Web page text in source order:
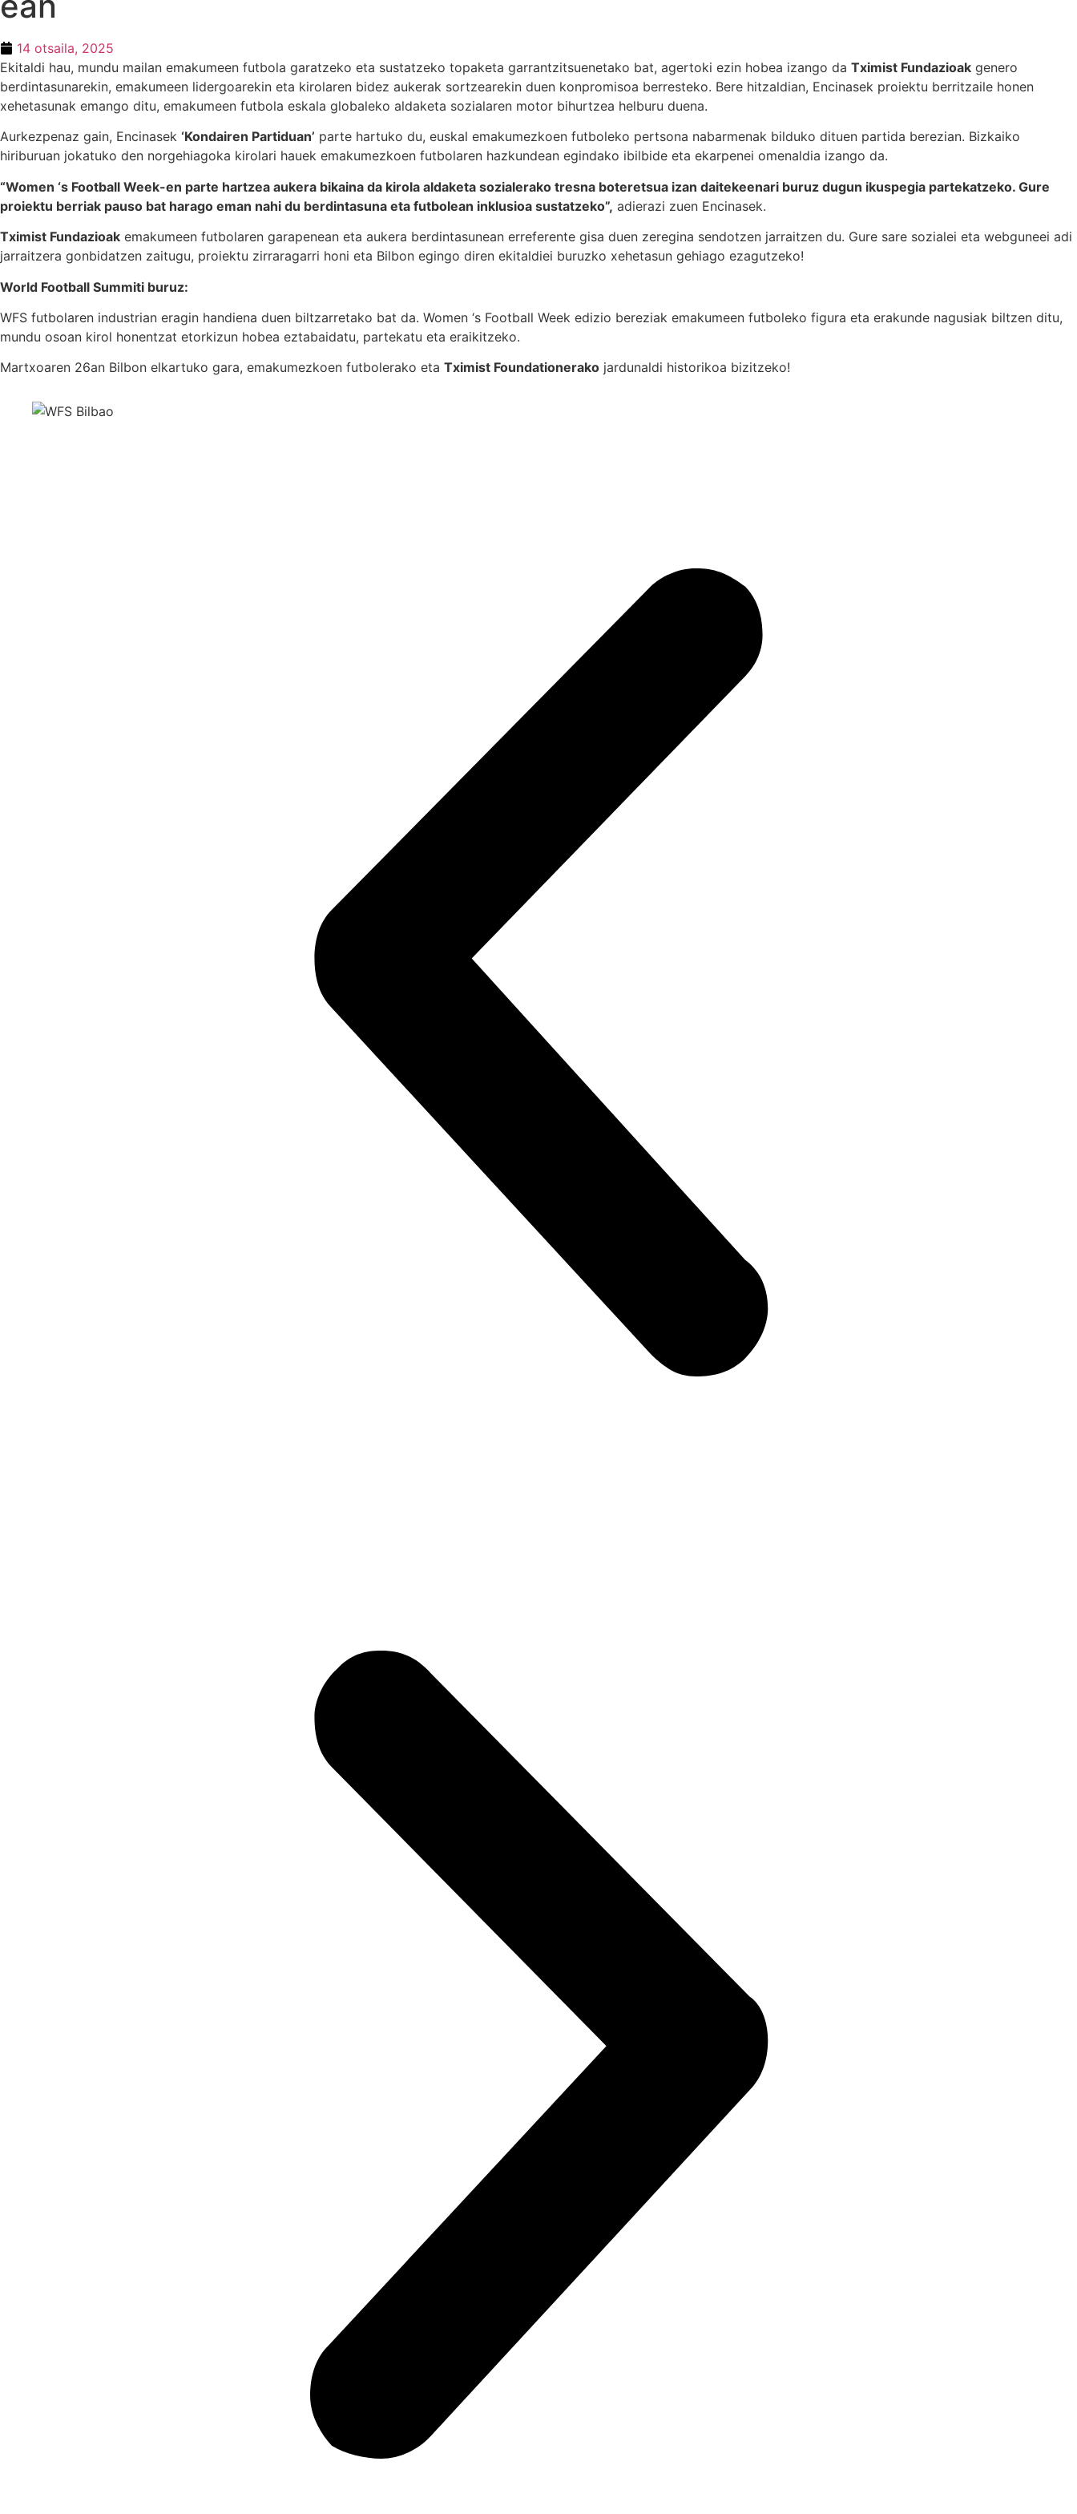
14 otsaila, 2025
Ekitaldi hau, mundu mailan emakumeen futbola garatzeko eta sustatzeko topaketa garrantzitsuenetako bat, agertoki ezin hobea izango da Tximist Fundazioak genero
berdintasunarekin, emakumeen lidergoarekin eta kirolaren bidez aukerak sortzearekin duen konpromisoa berresteko. Bere hitzaldian, Encinasek proiektu berritzaile honen
xehetasunak emango ditu, emakumeen futbola eskala globaleko aldaketa sozialaren motor bihurtzea helburu duena.
Aurkezpenaz gain, Encinasek ‘Kondairen Partiduan’ parte hartuko du, euskal emakumezkoen futboleko pertsona nabarmenak bilduko dituen partida berezian. Bizkaiko
hiriburuan jokatuko den norgehiagoka kirolari hauek emakumezkoen futbolaren hazkundean egindako ibilbide eta ekarpenei omenaldia izango da.
“Women ‘s Football Week-en parte hartzea aukera bikaina da kirola aldaketa sozialerako tresna boteretsua izan daitekeenari buruz dugun ikuspegia partekatzeko. Gure
proiektu berriak pauso bat harago eman nahi du berdintasuna eta futbolean inklusioa sustatzeko”, adierazi zuen Encinasek.
Tximist Fundazioak emakumeen futbolaren garapenean eta aukera berdintasunean erreferente gisa duen zeregina sendotzen jarraitzen du. Gure sare sozialei eta webguneei adi
jarraitzera gonbidatzen zaitugu, proiektu zirraragarri honi eta Bilbon egingo diren ekitaldiei buruzko xehetasun gehiago ezagutzeko!
World Football Summiti buruz:
WFS futbolaren industrian eragin handiena duen biltzarretako bat da. Women ‘s Football Week edizio bereziak emakumeen futboleko figura eta erakunde nagusiak biltzen ditu,
mundu osoan kirol honentzat etorkizun hobea eztabaidatu, partekatu eta eraikitzeko.
Martxoaren 26an Bilbon elkartuko gara, emakumezkoen futbolerako eta Tximist Foundationerako jardunaldi historikoa bizitzeko!